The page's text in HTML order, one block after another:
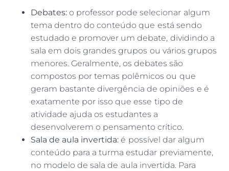
Debates: o professor pode selecionar algum
tema dentro do conteúdo que está sendo
estudado e promover um debate, dividindo a
sala em dois grandes grupos ou vários grupos
menores. Geralmente, os debates são
compostos por temas polêmicos ou que
geram bastante divergência de opiniões e é
exatamente por isso que esse tipo de
atividade ajuda os estudantes a
desenvolverem o pensamento crítico.
Sala de aula invertida: é possível dar algum
conteúdo para a turma estudar previamente,
no modelo de sala de aula invertida. Para